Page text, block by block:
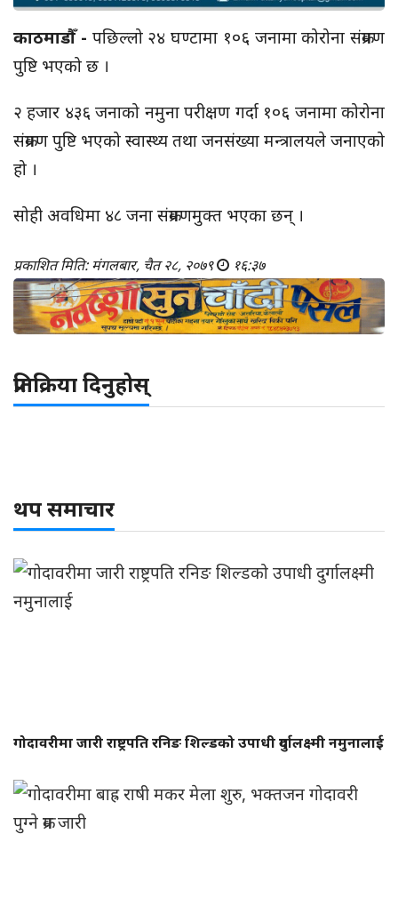
काठमाडौँ - पछिल्लो २४ घण्टामा १०६ जनामा कोरोना संक्रमण
पुष्टि भएको छ ।
२ हजार ४३६ जनाको नमुना परीक्षण गर्दा १०६ जनामा कोरोना
संक्रमण पुष्टि भएको स्वास्थ्य तथा जनसंख्या मन्त्रालयले जनाएको
हो ।
सोही अवधिमा ४८ जना संक्रमणमुक्त भएका छन् ।
प्रकाशित मिति: मंगलबार, चैत २८, २०७९ १६:३७
प्रतिक्रिया दिनुहोस्
थप समाचार
गोदावरीमा जारी राष्ट्रपति रनिङ शिल्डको उपाधी दुर्गालक्ष्मी नमुनालाई